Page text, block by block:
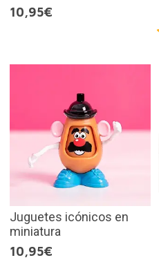
10,95€
Juguetes icónicos en
miniatura
10,95€